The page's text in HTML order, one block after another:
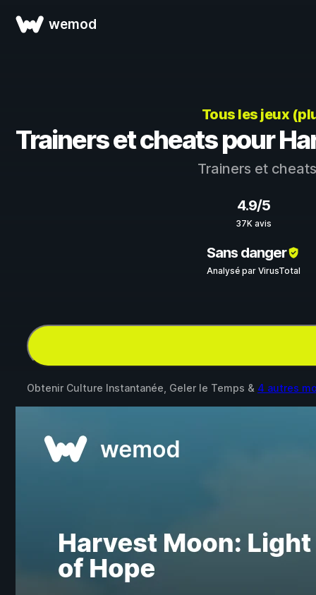
wemod
Tous les jeux
Trainers et cheats pour
Trainers et
4.9/5
37K avis
Sans danger
Analysé par VirusTotal
Obtenir Culture Instantanée, Geler le Temps & 4 autres